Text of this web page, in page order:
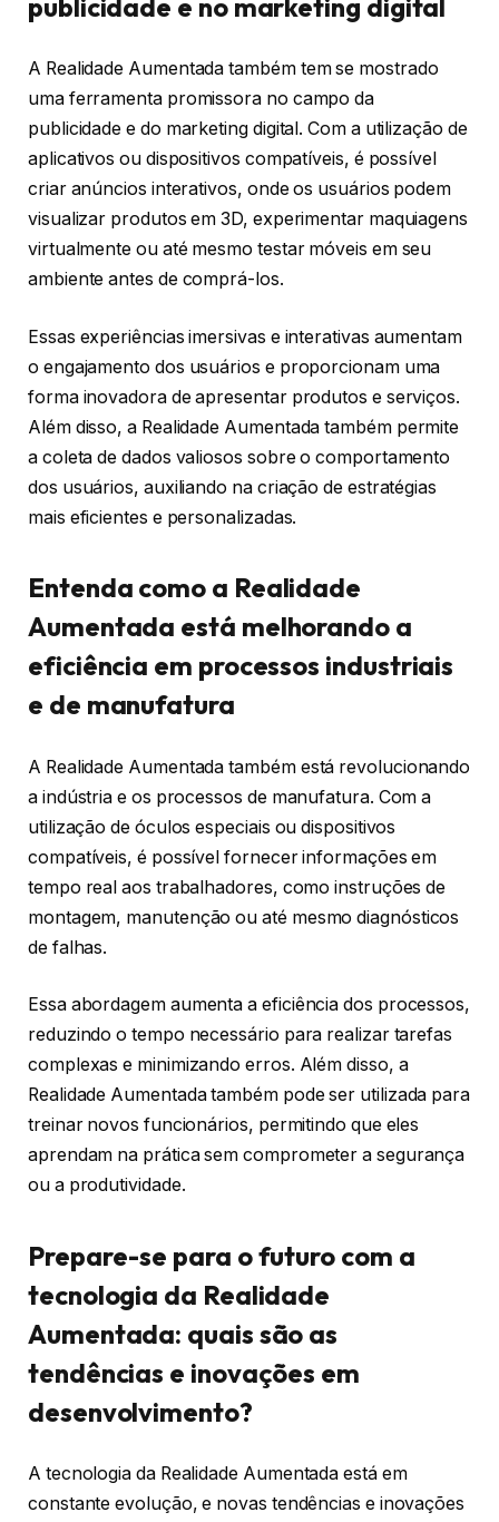
A Realidade Aumentada também tem se mostrado
uma ferramenta promissora no campo da
publicidade e do marketing digital. Com a utilização de
aplicativos ou dispositivos compatíveis, é possível
criar anúncios interativos, onde os usuários podem
visualizar produtos em 3D, experimentar maquiagens
virtualmente ou até mesmo testar móveis em seu
ambiente antes de comprá-los.
Essas experiências imersivas e interativas aumentam
o engajamento dos usuários e proporcionam uma
forma inovadora de apresentar produtos e serviços.
Além disso, a Realidade Aumentada também permite
a coleta de dados valiosos sobre o comportamento
dos usuários, auxiliando na criação de estratégias
mais eficientes e personalizadas.
Entenda como a Realidade
Aumentada está melhorando a
eficiência em processos industriais
e de manufatura
A Realidade Aumentada também está revolucionando
a indústria e os processos de manufatura. Com a
utilização de óculos especiais ou dispositivos
compatíveis, é possível fornecer informações em
tempo real aos trabalhadores, como instruções de
montagem, manutenção ou até mesmo diagnósticos
de falhas.
Essa abordagem aumenta a eficiência dos processos,
reduzindo o tempo necessário para realizar tarefas
complexas e minimizando erros. Além disso, a
Realidade Aumentada também pode ser utilizada para
treinar novos funcionários, permitindo que eles
aprendam na prática sem comprometer a segurança
ou a produtividade.
Prepare-se para o futuro com a
tecnologia da Realidade
Aumentada: quais são as
tendências e inovações em
desenvolvimento?
A tecnologia da Realidade Aumentada está em
constante evolução, e novas tendências e inovações